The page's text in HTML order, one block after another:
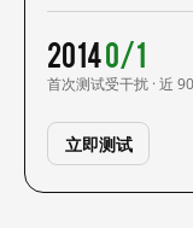
2014
首次测试
0/1
受干扰 · 近
立即测试